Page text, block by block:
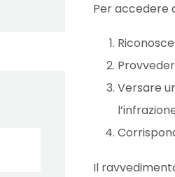
Per accedere
Versare
Il